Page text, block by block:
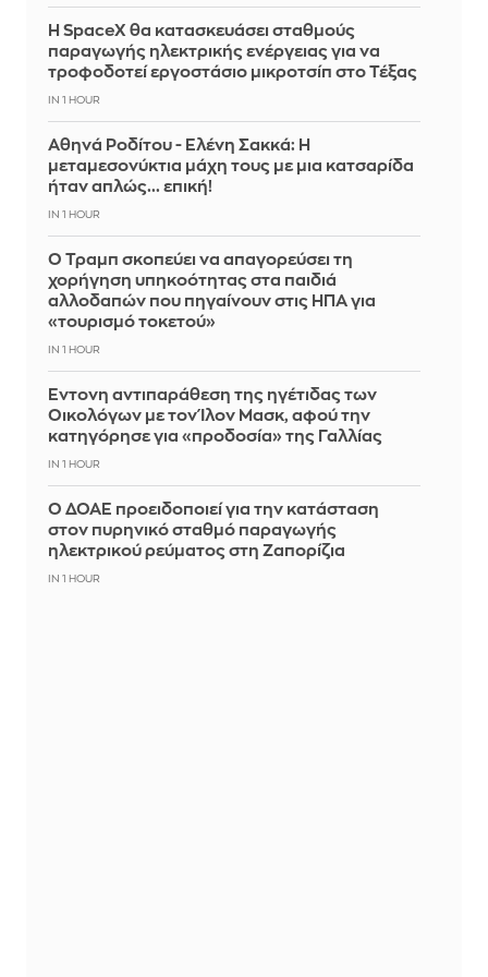
Η SpaceX θα κατασκευάσει σταθμούς
παραγωγής ηλεκτρικής ενέργειας για να
τροφοδοτεί εργοστάσιο μικροτσίπ στο Τέξας
IN 1 HOUR
Αθηνά Ροδίτου - Ελένη Σακκά: Η
μεταμεσονύκτια μάχη τους με μια κατσαρίδα
ήταν απλώς... επική!
IN 1 HOUR
Ο Τραμπ σκοπεύει να απαγορεύσει τη
χορήγηση υπηκοότητας στα παιδιά
αλλοδαπών που πηγαίνουν στις ΗΠΑ για
«τουρισμό τοκετού»
IN 1 HOUR
Έντονη αντιπαράθεση της ηγέτιδας των
Οικολόγων με τον Ίλον Μασκ, αφού την
κατηγόρησε για «προδοσία» της Γαλλίας
IN 1 HOUR
Ο ΔΟΑΕ προειδοποιεί για την κατάσταση
στον πυρηνικό σταθμό παραγωγής
ηλεκτρικού ρεύματος στη Ζαπορίζια
IN 1 HOUR